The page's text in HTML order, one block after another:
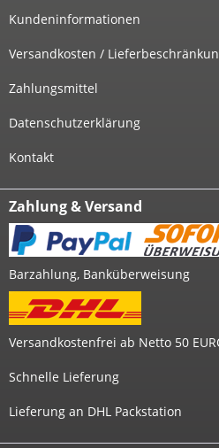
Kundeninformationen
Versandkosten /
Zahlungsmittel
Datenschutzerklärung
Kontakt
Zahlung & Versand
Barzahlung, Banküberweisung
Versandkostenfrei ab Netto 50
Schnelle Lieferung
Lieferung an DHL Packstation